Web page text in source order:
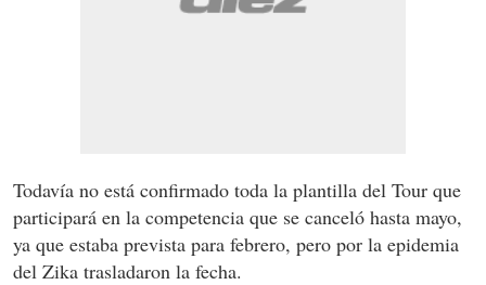
Todavía no está confirmado toda la plantilla del Tour que
participará en la competencia que se canceló hasta mayo,
ya que estaba prevista para febrero, pero por la epidemia
del Zika trasladaron la fecha.